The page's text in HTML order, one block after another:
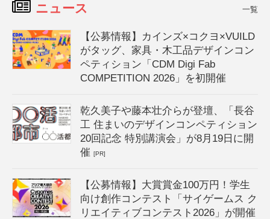
ニュース 一覧
【公募情報】カインズ×コクヨ×VUILD
がタッグ、家具・木工品デザインコン
ペティション「CDM Digi Fab
COMPETITION 2026」を初開催
乾久美子や藤本壮介らが登壇、「長谷
工 住まいのデザインコンペティション
20回記念 特別講演会」が8月19日に開
催[PR]
【公募情報】大賞賞金100万円！学生
向け創作コンテスト「サイゲームス ク
リエイティブコンテスト2026」が開催